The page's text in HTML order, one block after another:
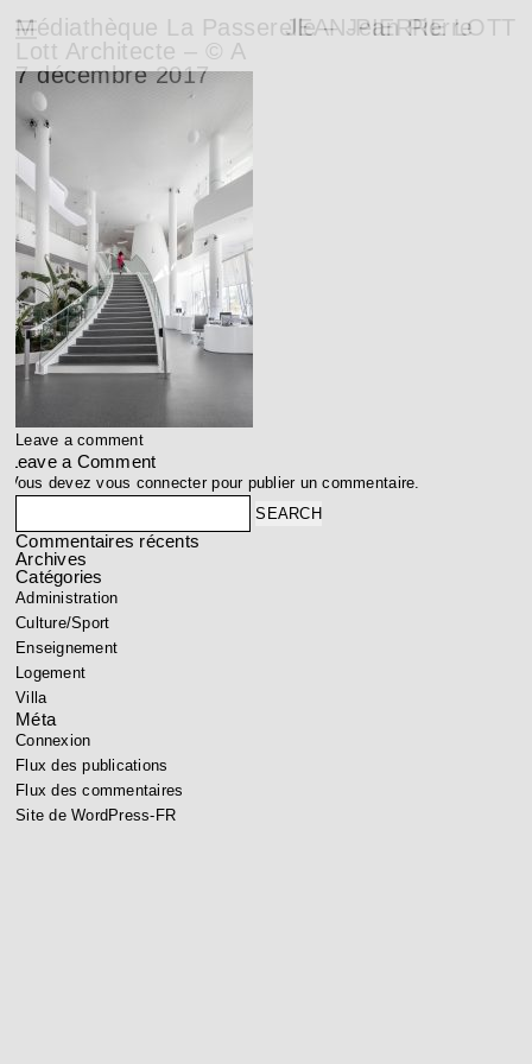
JEAN-PIERRE LOTT
Médiathèque La Passerelle – Jean Pierre
Lott Architecte – © A
7 décembre 2017
Leave a comment
Leave a Comment
Vous devezvous connecterpour publier un commentaire.
Commentaires récents
Archives
Catégories
Administration
Culture/Sport
Enseignement
Logement
Villa
Méta
Connexion
Flux des publications
Flux des commentaires
Site de WordPress-FR